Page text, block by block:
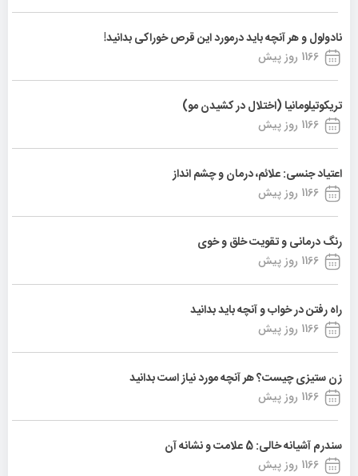
نادولول و هر آنچه باید درمورد این قرص خوراکی بدانید!
1166 روز پیش
تریکوتیلومانیا (اختلال در کشیدن مو)
1166 روز پیش
اعتیاد جنسی: علائم، درمان و چشم انداز
1166 روز پیش
رنگ درمانی و تقویت خلق و خوی
1166 روز پیش
راه رفتن در خواب و آنچه باید بدانید
1166 روز پیش
زن ستیزی چیست؟ هر آنچه مورد نیاز است بدانید
1166 روز پیش
سندرم آشیانه خالی: 5 علامت و نشانه آن
1166 روز پیش